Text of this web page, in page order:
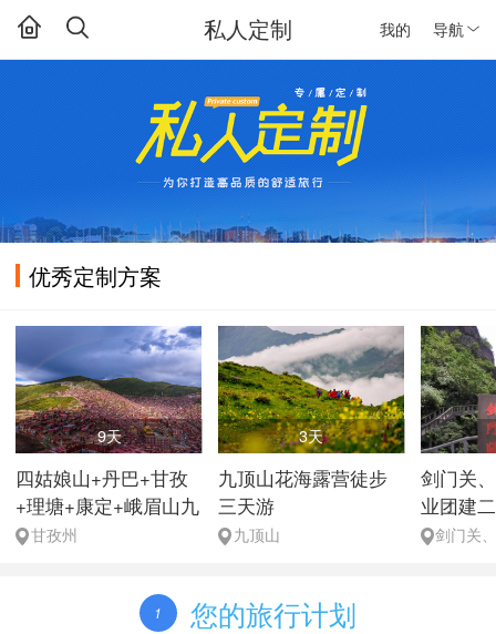
我的 导航
私人定制
优秀定制方案
9天
四姑娘山+丹巴+甘孜
+理塘+康定+峨眉山九
天八晚
甘孜州
3天
九顶山花海露营徒步
三天游
九顶山
剑门关
业团建
剑门关
1 您的旅行计划